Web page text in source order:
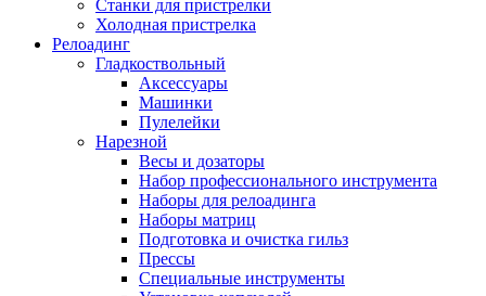
Станки для пристрелки
Холодная пристрелка
Релоадинг
Гладкоствольный
Аксессуары
Машинки
Пулелейки
Нарезной
Весы и дозаторы
Набор профессионального инструмента
Наборы для релоадинга
Наборы матриц
Подготовка и очистка гильз
Прессы
Специальные инструменты